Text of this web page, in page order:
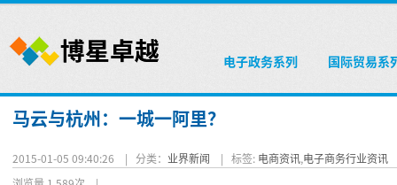
电子政务系列 国际贸易系
马云与杭州：一城一阿里？
2015-01-05 09:40:26 | 分类： 业界新闻 | 标签: 电商资讯,电子商务行业资讯